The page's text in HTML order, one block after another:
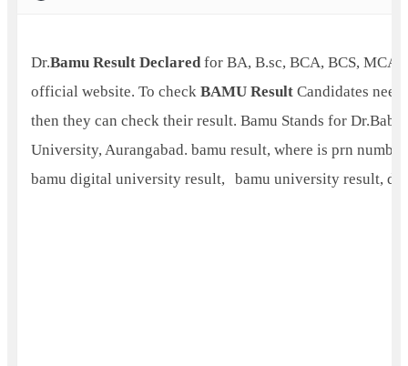
Dr.Bamu Result Declaredfor BA, B.sc, BCA, BCS, MCA,
official website. To check BAMU ResultCandidates
then they can check their result. Bamu Stands for
University, Aurangabad. bamu result, where is prn
bamu digital university result,
bamu university result, dr